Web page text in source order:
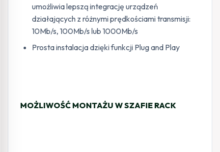
umożliwia lepszą integrację urządzeń
działających z różnymi prędkościami transmisji:
10Mb/s, 100Mb/s lub 1000Mb/s
Prosta instalacja dzięki funkcji Plug and Play
MOŻLIWOŚĆ MONTAŻU W SZAFIE RACK